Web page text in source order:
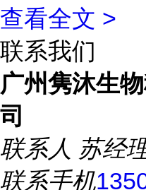
查看全文 >
联系我们
广州隽沐生
司
联系人 苏经
联系手机